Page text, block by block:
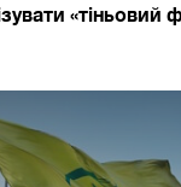
«тіньовий